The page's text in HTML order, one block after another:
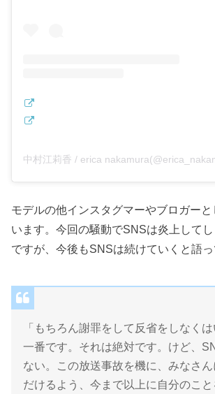
モデルの他インスタグマーやブロガー
います。今回の騒動でSNSは炎上して
ですが、今後もSNSは続けていくと語っ
「もちろん謝罪をして反省をしなく
一番です。それは絶対です。けど、
ない。この放送事故を機に、みなさ
だけるよう、今まで以上に自分のこ